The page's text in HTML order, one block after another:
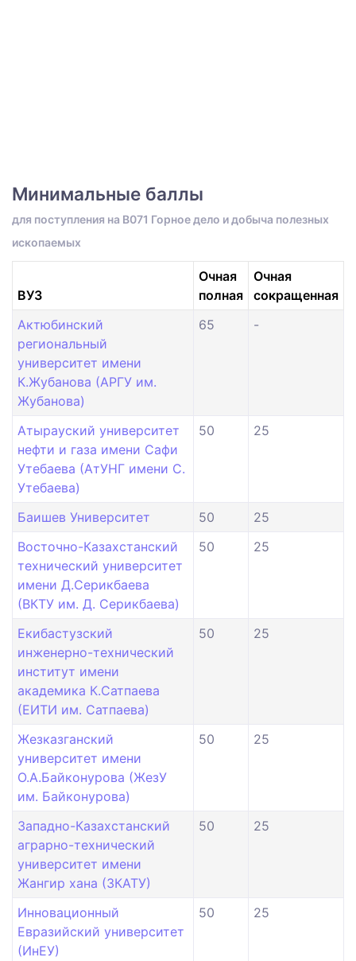
Минимальные баллы
для поступления на B071 Горное дело и добыча полезных
ископаемых
ВУЗ
Очная
полная
Очная
сокращенная
Актюбинский
региональный
университет имени
К.Жубанова (АРГУ им.
Жубанова)
65 -
Атырауский университет
нефти и газа имени Сафи
Утебаева (АтУНГ имени С.
Утебаева)
50 25
Баишев Университет 50
25
Восточно-Казахстанский
технический университет
имени Д.Серикбаева
(ВКТУ им. Д. Серикбаева)
50 25
Екибастузский
инженерно-технический
институт имени
академика К.Сатпаева
(ЕИТИ им. Сатпаева)
50 25
Жезказганский
университет имени
О.А.Байконурова (ЖезУ
им. Байконурова)
50 25
Западно-Казахстанский
аграрно-технический
университет имени
Жангир хана (ЗКАТУ)
50 25
Инновационный
Евразийский университет
(ИнЕУ)
50 25